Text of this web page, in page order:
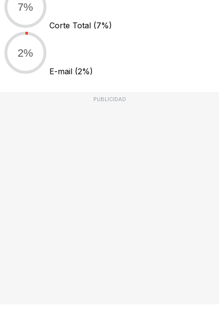
7%
Corte Total (7%)
2%
E-mail (2%)
PUBLICIDAD